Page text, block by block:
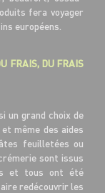
fera voyager
européens.
FRAIS, DU FRAIS
un grand choix de
même des aides
feuilletées ou
sont issus
et tous ont été
redécouvrir les